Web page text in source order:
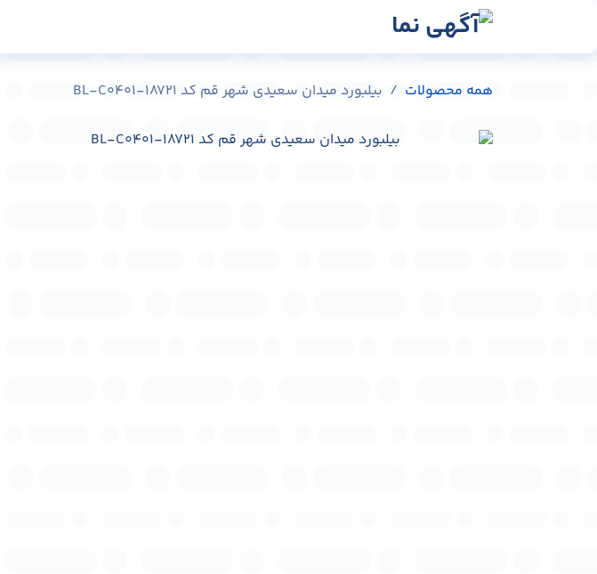
همه محصولات بیلبورد میدان سعیدی شهر قم کد BL-C0401-18721